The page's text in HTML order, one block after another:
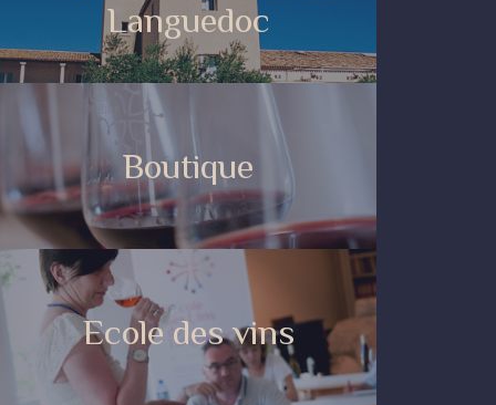
Languedoc
Boutique
Ecole des vins